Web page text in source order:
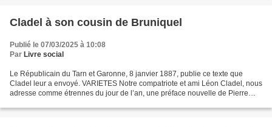
Cladel à son cousin de Bruniquel
Publié le 07/03/2025 à 10:08
Par Livre social
Le Républicain du Tarn et Garonne, 8 janvier 1887, publie ce texte que
Cladel leur a envoyé. VARIETES Notre compatriote et ami Léon Cladel, nous
adresse comme étrennes du jour de l’an, une préface nouvelle de Pierre